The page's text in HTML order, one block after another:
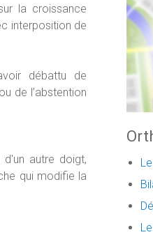
la croissance
interposition de
débattu de
de l’abstention
autre doigt,
qui modifie la